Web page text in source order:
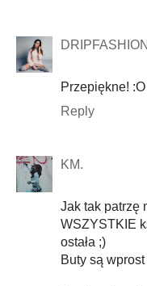
DRIPFASHION
Przepiękne! :O
Reply
KM.
Jak tak patrzę
WSZYSTKIE
ostała ;)
Buty są